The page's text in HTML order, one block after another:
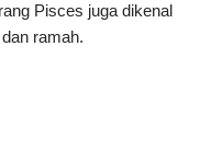
Pisces juga dikenal
ramah.